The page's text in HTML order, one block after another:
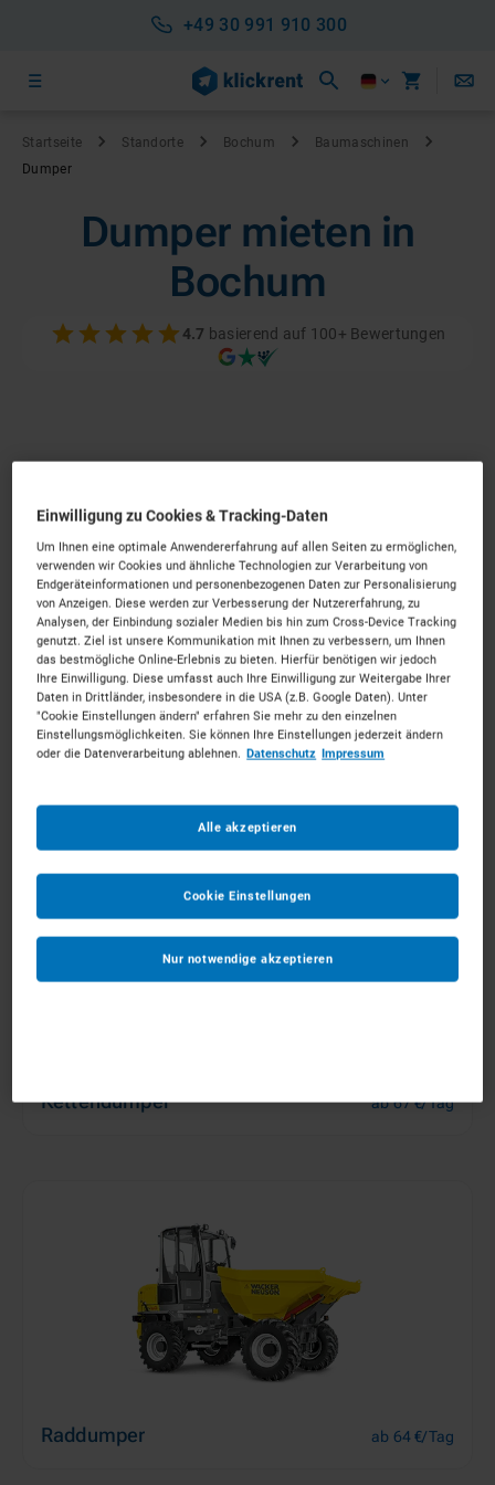
+49 30 991 910 300
Startseite Standorte Bochum
Baumaschinen
Dumper
Dumper mieten in
Bochum
4.7 basierend auf 100+ Bewertungen
Dumper mieten in Bochum
Wo das Handwerk im Ruhrgebiet zu Hause ist.Mieten
Sie die passenden Dumper für Ihr Vorhaben.
Unkompliziert, zu starken Konditionen und mit
persönlichem Experten-Service.
Kettendumper ab 67 €/Tag
Raddumper ab 64 €/Tag
Einwilligung zu Cookies & Tracking-Daten
Um Ihnen eine optimale Anwendererfahrung auf allen Seiten zu ermöglichen,
verwenden wir Cookies und ähnliche Technologien zur Verarbeitung von
Endgeräteinformationen und personenbezogenen Daten zur Personalisierung
von Anzeigen. Diese werden zur Verbesserung der Nutzererfahrung, zu
Analysen, der Einbindung sozialer Medien bis hin zum Cross-Device Tracking
genutzt. Ziel ist unsere Kommunikation mit Ihnen zu verbessern, um Ihnen
das bestmögliche Online-Erlebnis zu bieten. Hierfür benötigen wir jedoch
Ihre Einwilligung. Diese umfasst auch Ihre Einwilligung zur Weitergabe Ihrer
Daten in Drittländer, insbesondere in die USA (z.B. Google Daten). Unter
"Cookie Einstellungen ändern" erfahren Sie mehr zu den einzelnen
Einstellungsmöglichkeiten. Sie können Ihre Einstellungen jederzeit ändern
oder die Datenverarbeitung ablehnen. Datenschutz Impressum
Nur notwendige akzeptieren
Alle akzeptieren
Cookie Einstellungen